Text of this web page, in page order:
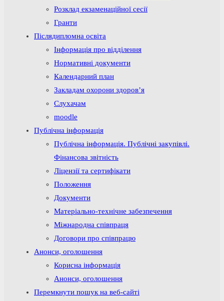
Розклад екзаменаційної сесії
Гранти
Післядипломна освіта
Інформація про відділення
Нормативні документи
Календарний план
Закладам охорони здоров’я
Слухачам
moodle
Публічна інформація
Публічна інформація. Публічні закупівлі.
Фінансова звітність
Ліцензії та сертифікати
Положення
Документи
Матеріально-технічне забезпечення
Міжнародна співпраця
Договори про співпрацю
Анонси, оголошення
Корисна інформація
Анонси, оголошення
Перемкнути пошук на веб-сайті